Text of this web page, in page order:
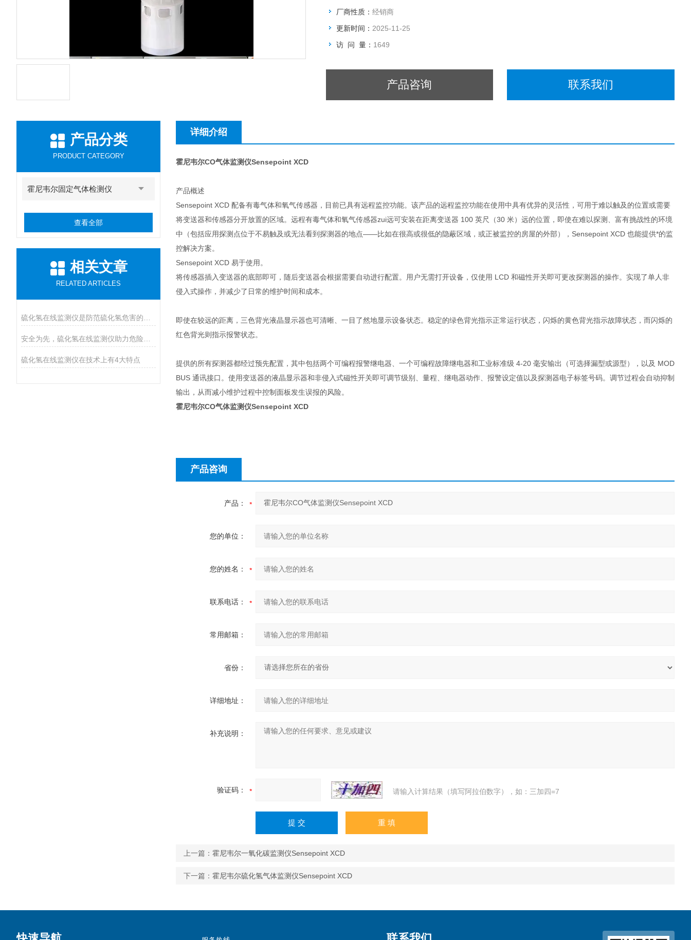
厂商性质： 经销商
更新时间： 2025-11-25
访 问 量： 1649
产品咨询 联系我们
产品分类
PRODUCT CATEGORY
霍尼韦尔固定气体检测仪
查看全部
相关文章
RELATED ARTICLES
硫化氢在线监测仪在技术上有4大特点
详细介绍
霍尼韦尔CO气体监测仪Sensepoint XCD
产品概述
Sensepoint XCD 配备有毒气体和氧气传感器，目前已具有远程监控功能。该产品的远程监控功能在使用中具有优异的灵活性，可用于难以触及的位置或需要
将变送器和传感器分开放置的区域。远程有毒气体和氧气传感器zui远可安装在距离变送器 100 英尺（30 米）远的位置，即使在难以探测、富有挑战性的环境
中（包括应用探测点位于不易触及或无法看到探测器的地点——比如在很高或很低的隐蔽区域，或正被监控的房屋的外部），Sensepoint XCD 也能提供*的监
控解决方案。
Sensepoint XCD 易于使用。
将传感器插入变送器的底部即可，随后变送器会根据需要自动进行配置。用户无需打开设备，仅使用 LCD 和磁性开关即可更改探测器的操作。实现了单人非
侵入式操作，并减少了日常的维护时间和成本。
即使在较远的距离，三色背光液晶显示器也可清晰、一目了然地显示设备状态。稳定的绿色背光指示正常运行状态，闪烁的黄色背光指示故障状态，而闪烁的
红色背光则指示报警状态。
提供的所有探测器都经过预先配置，其中包括两个可编程报警继电器、一个可编程故障继电器和工业标准级 4-20 毫安输出（可选择漏型或源型），以及 MOD
BUS 通讯接口。使用变送器的液晶显示器和非侵入式磁性开关即可调节级别、量程、继电器动作、报警设定值以及探测器电子标签号码。调节过程会自动抑制
输出，从而减小维护过程中控制面板发生误报的风险。
霍尼韦尔CO气体监测仪Sensepoint XCD
产品咨询
产品：
您的单位：
您的姓名：
联系电话：
常用邮箱：
省份：
详细地址：
补充说明：
验证码： 请输入计算结果（填写阿拉伯数字），如：三加四=7
上一篇： 霍尼韦尔一氧化碳监测仪Sensepoint XCD
下一篇： 霍尼韦尔硫化氢气体监测仪Sensepoint XCD